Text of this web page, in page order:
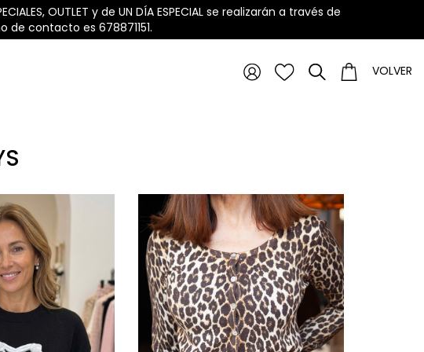
OUTLET y de UN DÍA ESPECIAL se realizarán a través de
de contacto es 678871151.
VOLVER